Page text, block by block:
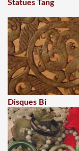
Statues Tang
Disques Bi